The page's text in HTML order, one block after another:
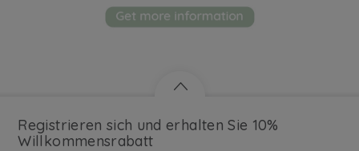
Registrieren sich und erhalten Sie 10%
Willkommensrabatt